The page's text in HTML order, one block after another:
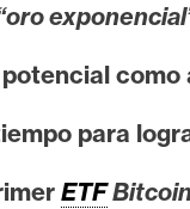
como
para
ETF